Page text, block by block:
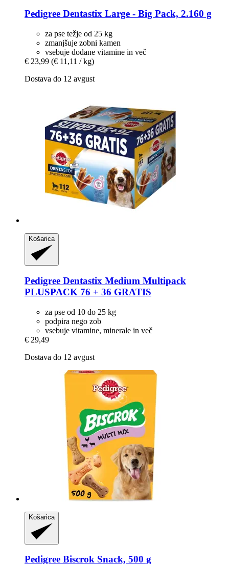
Pedigree Dentastix Large -​ Big Pack, 2.160 g
za pse težje od 25 kg
zmanjšuje zobni kamen
vsebuje dodane vitamine in več
€ 23,99 (€ 11,11 / kg)
Dostava do 12 avgust
Košarica
Pedigree Dentastix Medium Multipack
PLUSPACK 76 + 36 GRATIS
za pse od 10 do 25 kg
podpira nego zob
vsebuje vitamine, minerale in več
€ 29,49
Dostava do 12 avgust
Košarica
Pedigree Biscrok Snack, 500 g